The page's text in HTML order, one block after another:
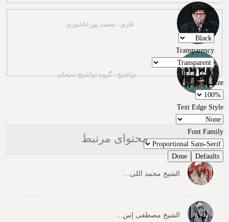
Window
Color
Transparency
Font Size
Text Edge Style
Font Family
Defaults
Done
قاری : محمد پورعاشوری
تواشیح : گروه تواشیح سبحان
محتوای مرتبط
الشیخ محمد اللی...
الشیخ مصطفی إس...